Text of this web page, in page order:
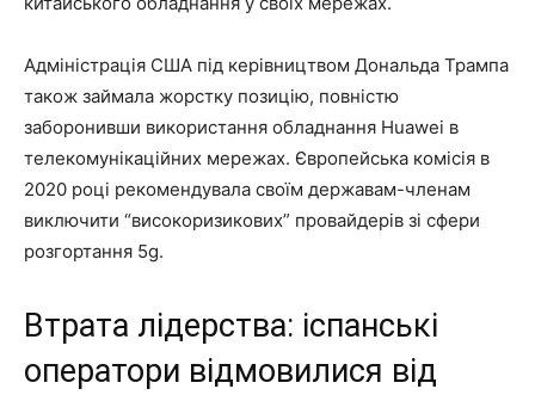
Адміністрація США під керівництвом Дональда Трампа
також займала жорстку позицію, повністю
заборонивши використання обладнання Huawei в
телекомунікаційних мережах. Європейська комісія в
2020 році рекомендувала своїм державам-членам
виключити “високоризикових” провайдерів зі сфери
розгортання 5g.
Втрата лідерства: іспанські
оператори відмовилися від